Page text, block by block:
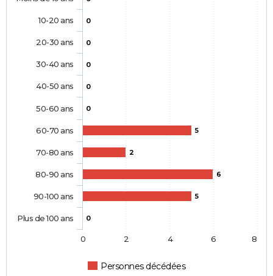
0
0
0
0
0
5
2
6
5
0
Personnes décédées
10-20 ans
20-30 ans
30-40 ans
40-50 ans
50-60 ans
60-70 ans
70-80 ans
80-90 ans
90-100 ans
Plus de 100 ans
0 2 4 6 8